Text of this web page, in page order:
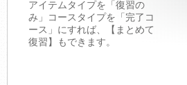
アイテムタイプを「復習の
み」コースタイプを「完了コ
ース」にすれば、【まとめて
復習】もできます。